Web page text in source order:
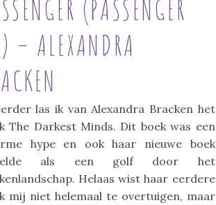
(PASSENGER
– ALEXANDRA
las ik van Alexandra Bracken het
The Darkest Minds. Dit boek was een
hype en ook haar nieuwe boek
als een golf door het
Helaas wist haar eerdere
mij niet helemaal te overtuigen, maar